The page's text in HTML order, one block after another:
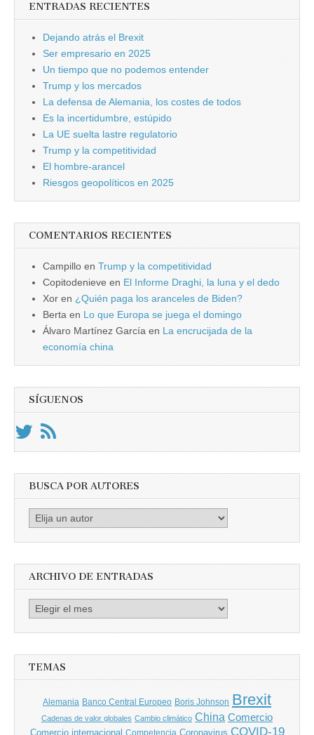
ENTRADAS RECIENTES
Dejando atrás el Brexit
Ser empresario en 2025
Un tiempo que no podemos entender
Trump y los mercados
La defensa de Alemania, los costes de todos
Es la incertidumbre, estúpido
La UE suelta lastre regulatorio
Trump y la competitividad
El hombre-arancel
Riesgos geopolíticos en 2025
COMENTARIOS RECIENTES
Campillo en Trump y la competitividad
Copitodenieve en El Informe Draghi, la luna y el dedo
Xor en ¿Quién paga los aranceles de Biden?
Berta en Lo que Europa se juega el domingo
Álvaro Martínez García en La encrucijada de la
economía china
SÍGUENOS
BUSCA POR AUTORES
Busca
ARCHIVO DE ENTRADAS
Archivo
TEMAS
Alemania Banco Central Europeo Boris Johnson Brexit
Cadenas de valor globales Cambio climático China Comercio
Comercio internacional Competencia Coronavirus COVID-19